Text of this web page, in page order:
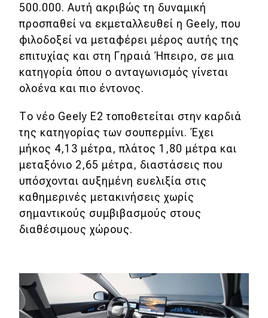
Οδηγός αγοράς
Συμβουλές
Χρηστικά
Συμβουλές
ΚΤΕΟ
Οδική βοήθεια
eDRIVE
DRIVE USED
500.000. Αυτή ακριβώς τη δυναμική
προσπαθεί να εκμεταλλευθεί η Geely, που
φιλοδοξεί να μεταφέρει μέρος αυτής της
επιτυχίας και στη Γηραιά Ήπειρο, σε μια
κατηγορία όπου ο ανταγωνισμός γίνεται
ολοένα και πιο έντονος.
Το νέο Geely E2 τοποθετείται στην καρδιά
της κατηγορίας των σουπερμίνι. Έχει
μήκος 4,13 μέτρα, πλάτος 1,80 μέτρα και
μεταξόνιο 2,65 μέτρα, διαστάσεις που
υπόσχονται αυξημένη ευελιξία στις
καθημερινές μετακινήσεις χωρίς
σημαντικούς συμβιβασμούς στους
διαθέσιμους χώρους.